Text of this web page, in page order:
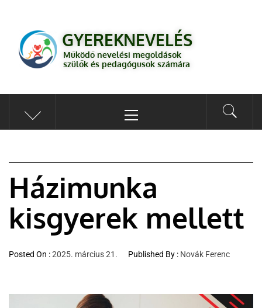
GYEREKNEVELÉS
számára
GYEREKNEVELÉS
Működő nevelési megoldások
szülők és pedagógusok számára
Házimunka
kisgyerek mellett
Posted On :2025. március 21. Published By : Novák Ferenc